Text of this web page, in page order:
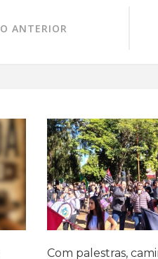
Com palestras,